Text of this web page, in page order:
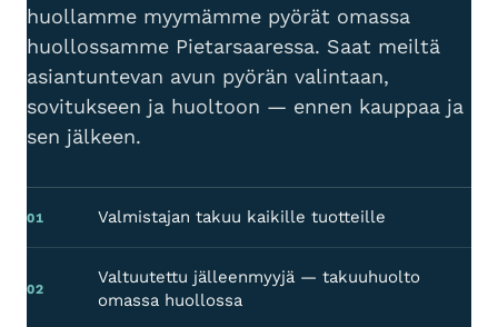
huollamme myymämme pyörät omassa
huollossamme Pietarsaaressa. Saat meiltä
asiantuntevan avun pyörän valintaan,
sovitukseen ja huoltoon — ennen kauppaa ja
sen jälkeen.
01 Valmistajan takuu kaikille tuotteille
02
Valtuutettu jälleenmyyjä — takuuhuolto
omassa huollossa